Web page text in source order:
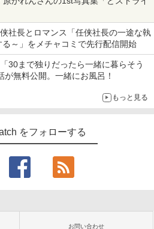
社長とロマンス「任侠社長の一途な執
～」をメチャコミで先行配信開始
30まで独りだったら一緒に暮らそう
無料公開。一緒にお風呂！
もっと見る
をフォローする
お問い合わせ